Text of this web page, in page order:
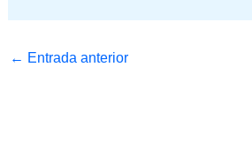
← Entrada anterior